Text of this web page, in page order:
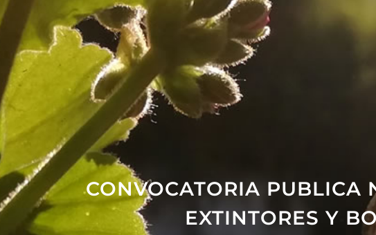
CONVOCATORIA PUBLICA
EXTINTORES Y